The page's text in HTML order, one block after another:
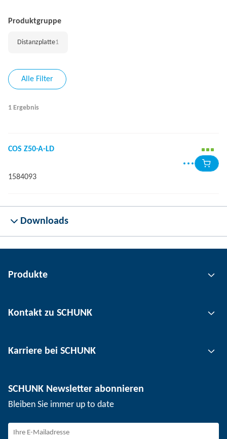
Produktgruppe
Distanzplatte1
Alle Filter
1 Ergebnis
COS Z50-A-LD
1584093
Downloads
Produkte
Automatisierungstechnik
Werkstückspanntechnik
Kontakt zu SCHUNK
Standorte
Veranstaltungen
SCHUNK - Hinweisgebersystem
Karriere bei SCHUNK
Arbeiten bei SCHUNK
Berufserfahrene
SCHUNK Newsletter abonnieren
Bleiben Sie immer up to date